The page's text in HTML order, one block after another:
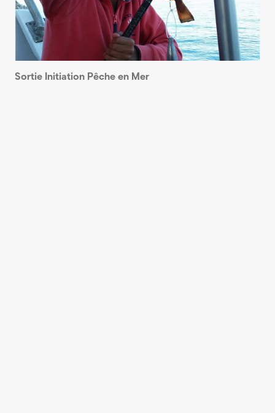
Sortie Initiation Pêche en Mer